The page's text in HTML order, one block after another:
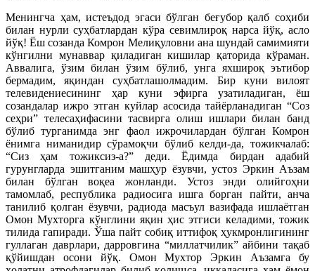
Менингча ҳам, истеъдод эгаси бўлган беғубор қалб соҳиби
билан нурли суҳбатлардан кўра севимлироқ нарса йўқ, асло
йўқ! Ёш созанда Комрон Мелиқуловни ана шундай самимияти
кўнгилни мунаввар қиладиган кишилар қаторида кўраман.
Аввалига, ўзим билан ўзим бўлиб, унга яхшироқ эътибор
бермадим, яқиндан суҳбатлашолмадим. Бир куни вилоят
телевидениесининг ҳар куни эфирга узатиладиган, ёш
созандалар ижро этган куйлар асосида тайёрланадиган “Соз
сеҳри” телесаҳифасини тасвирга олиш ишлари билан банд
бўлиб турганимда энг фаол ижрочилардан бўлган Комрон
ёнимга ниманидир сўрамоқчи бўлиб келди-да, тожикчалаб:
“Сиз ҳам тожиксиз-а?” деди. Ёдимда бирдан адабий
гурунгларда эшитганим машҳур ёзувчи, устоз Эркин Аъзам
билан бўлган воқеа жонланди. Устоз энди олийгоҳни
тамомлаб, республика радиосига ишга борган пайти, анча
танилиб қолган ёзувчи, радиода масъул вазифада ишлаётган
Омон Мухторга кўнглини яқин ҳис этгиси келадими, тожик
тилида гапиради. Ўша пайт собиқ иттифоқ ҳукмронлигининг
гуллаган даврлари, дарровгина “миллатчилик” айбини тақаб
қўйишдан осони йўқ. Омон Мухтор Эркин Аъзамга бу